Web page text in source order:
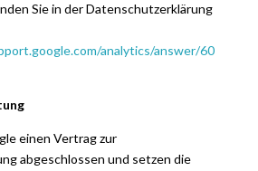
Sie in der Datenschutzerklärung
analytics/answer/60
einen Vertrag zur
abgeschlossen und setzen die